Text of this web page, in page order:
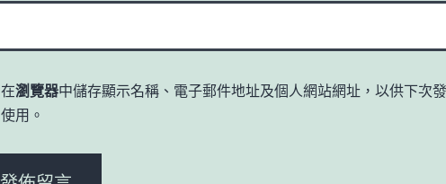
在瀏覽器中儲存顯示名稱、電子郵件地址及個人網站網址，以供下次
使用。